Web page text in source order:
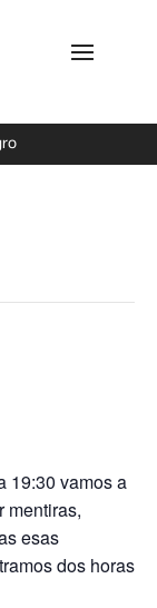
19:30 vamos a
mentiras,
esas
dos horas